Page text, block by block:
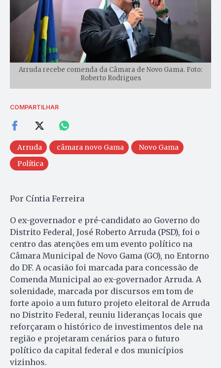
Arruda recebe comenda da Câmara de Novo Gama. Foto:
Roberto Rodrigues
COMPARTILHAR
Arruda câmara novo Gama
Novo Gama
Política
Por Cíntia Ferreira
O ex-governador e pré-candidato ao Governo do
Distrito Federal, José Roberto Arruda (PSD), foi o
centro das atenções em um evento político na
Câmara Municipal de Novo Gama (GO), no Entorno
do DF. A ocasião foi marcada para concessão de
Comenda Municipal ao ex-governador Arruda. A
solenidade, marcada por discursos em tom de
forte apoio a um futuro projeto eleitoral de Arruda
no Distrito Federal, reuniu lideranças locais que
reforçaram o histórico de investimentos dele na
região e projetaram cenários para o futuro
político da capital federal e dos municípios
vizinhos.